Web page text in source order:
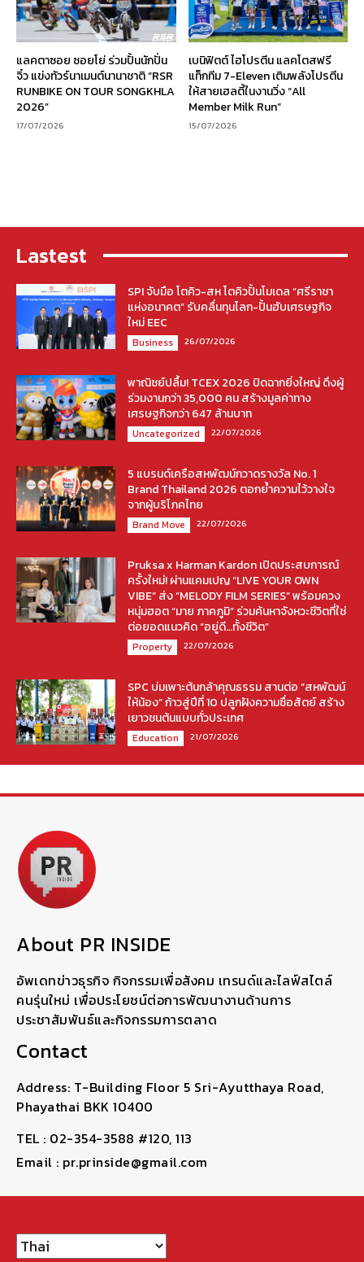
แลคตาซอย ซอยโย่ ร่วมปั้นนักปั่น
จิ๋ว แข่งทัวร์นาเมนต์นานาชาติ “RSR
RUNBIKE ON TOUR SONGKHLA
2026”
17/07/2026
เบนิฟิตต์ ไฮโปรตีน แลคโตสฟรี
แท็กทีม 7-Eleven เติมพลังโปรตีน
ให้สายเฮลตี้ในงานวิ่ง “All
Member Milk Run”
15/07/2026
Lastest
SPI จับมือ โตคิว-สห โตคิวปั้นโมเดล “ศรีราชา
แห่งอนาคต” รับคลื่นทุนโลก-ปั้นฮับเศรษฐกิจ
ใหม่ EEC
Business 26/07/2026
พาณิชย์ปลื้ม! TCEX 2026 ปิดฉากยิ่งใหญ่ ดึงผู้
ร่วมงานกว่า 35,000 คน สร้างมูลค่าทาง
เศรษฐกิจกว่า 647 ล้านบาท
Uncategorized 22/07/2026
5 แบรนด์เครือสหพัฒน์กวาดรางวัล No. 1
Brand Thailand 2026 ตอกย้ำความไว้วางใจ
จากผู้บริโภคไทย
Brand Move 22/07/2026
Pruksa x Harman Kardon เปิดประสบการณ์
ครั้งใหม่! ผ่านแคมเปญ “LIVE YOUR OWN
VIBE” ส่ง “MELODY FILM SERIES” พร้อมควง
หนุ่มฮอต “มาย ภาคภูมิ” ร่วมค้นหาจังหวะชีวิตที่ใช่
ต่อยอดแนวคิด “อยู่ดี…ทั้งชีวิต”
Property 22/07/2026
SPC บ่มเพาะต้นกล้าคุณธรรม สานต่อ “สหพัฒน์
ให้น้อง” ก้าวสู่ปีที่ 10 ปลูกฝังความซื่อสัตย์ สร้าง
เยาวชนต้นแบบทั่วประเทศ
Education 21/07/2026
About PR INSIDE
อัพเดทข่าวธุรกิจ กิจกรรมเพื่อสังคม เทรนด์และไลฟ์สไตล์
คนรุ่นใหม่ เพื่อประโยชน์ต่อการพัฒนางานด้านการ
ประชาสัมพันธ์และกิจกรรมการตลาด
Contact
Address: T-Building Floor 5 Sri-Ayutthaya Road,
Phayathai BKK 10400
TEL : 02-354-3588 #120, 113
Email : pr.prinside@gmail.com